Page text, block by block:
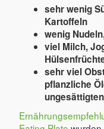
sehr wenig
Kartoffeln
wenig
viel Milch,
sehr viel
pflanzliche